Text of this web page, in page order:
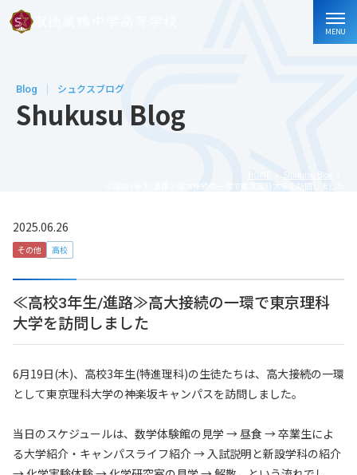
MENU
Blog シュクスブログ
Shukusu Blog
HOME
Shukusu Blog
≪高校3年生/進路≫高大接続の一環で東京理科大学を訪問しました
2025.06.26
その他 高校
≪高校3年生/進路≫高大接続の一環で東京理科
大学を訪問しました
6月19日(木)、高校3年生(特進理科)の生徒たちは、高大接続の一環
として東京理科大学の神楽坂キャンパスを訪問しました。
当日のスケジュールは、数学体験館の見学 → 昼食 → 卒業生によ
る大学紹介・キャンパスライフ紹介 → 入試説明と新設学科の紹介